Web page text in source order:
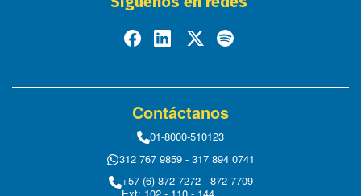
Contáctanos
01-8000-510123
312 767 9859 - 317 894 0741
+57 (6) 872 7272 - 872 7709